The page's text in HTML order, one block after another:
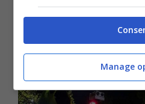
peraltro di festa in città
Manage